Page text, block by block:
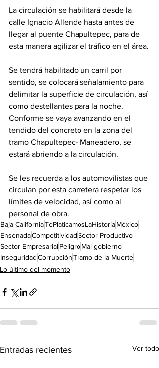
La circulación se habilitará desde la
calle Ignacio Allende hasta antes de
llegar al puente Chapultepec, para de
esta manera agilizar el tráfico en el área.
Se tendrá habilitado un carril por
sentido, se colocará señalamiento para
delimitar la superficie de circulación, así
como destellantes para la noche.
Conforme se vaya avanzando en el
tendido del concreto en la zona del
tramo Chapultepec- Maneadero, se
estará abriendo a la circulación.
Se les recuerda a los automovilistas que
circulan por esta carretera respetar los
límites de velocidad, así como al
personal de obra.
Baja CaliforniaTePlaticamosLaHistoriaMéxico
EnsenadaCompetitividadSector Productivo
Sector EmpresarialPeligroMal gobierno
InseguridadCorrupciónTramo de la Muerte
Lo último del momento
Entradas recientes Ver todo